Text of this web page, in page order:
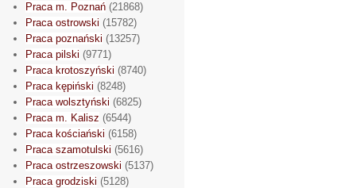
Praca m. Poznań (21868)
Praca ostrowski (15782)
Praca poznański (13257)
Praca pilski (9771)
Praca krotoszyński (8740)
Praca kępiński (8248)
Praca wolsztyński (6825)
Praca m. Kalisz (6544)
Praca kościański (6158)
Praca szamotulski (5616)
Praca ostrzeszowski (5137)
Praca grodziski (5128)